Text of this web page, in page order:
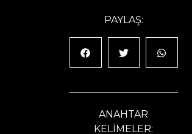
PAYLAŞ:
ANAHTAR
KELİMELER: